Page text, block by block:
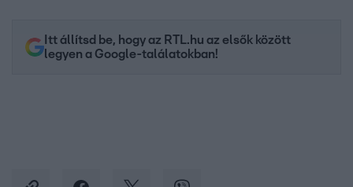
Itt állítsd be, hogy az RTL.hu az elsők között
legyen a Google-találatokban!